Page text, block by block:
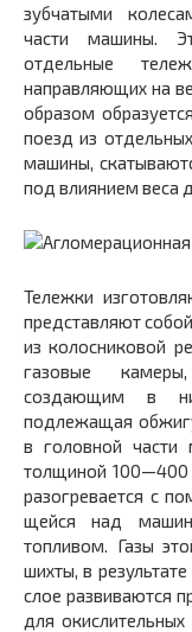
зубчатыми
части машины.
отдельные
направляющих на
образом
поезд из
машины,
под влиянием веса
Тележки
представляют
из колосниковой
газовые
создающим в
подлежащая
в головной
толщиной 100—400
разогревается с
щейся над
топливом. Га­зы
шихты, в
слое развиваются
для